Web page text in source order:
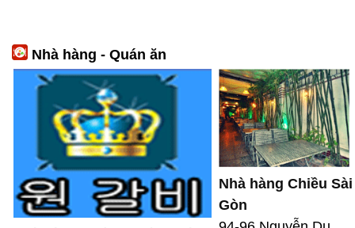
Nhà hàng - Quán ăn
Nhà hàng Chiều Sài
Gòn